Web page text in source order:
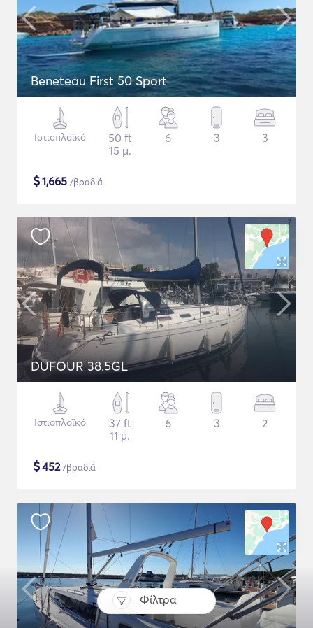
Φίλτρα
Beneteau First 50 Sport
Ιστιοπλοϊκό
50 ft
15 μ.
6 3 3
$1,665 /βραδιά
DUFOUR 38.5GL
Ιστιοπλοϊκό
37 ft
11 μ.
6 3 2
$452/βραδιά